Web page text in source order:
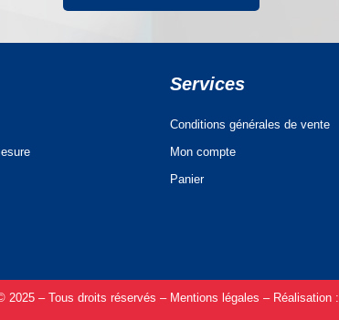
Services
Conditions générales de vente
Mon compte
Panier
2025 – Tous droits réservés – Mentions légales – Réalisation :